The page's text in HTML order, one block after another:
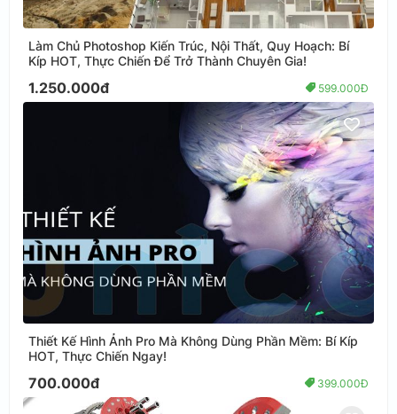
Làm Chủ Photoshop Kiến Trúc, Nội Thất, Quy Hoạch: Bí
Kíp HOT, Thực Chiến Để Trở Thành Chuyên Gia!
1.250.000đ 599.000Đ
Thiết Kế Hình Ảnh Pro Mà Không Dùng Phần Mềm: Bí Kíp
HOT, Thực Chiến Ngay!
700.000đ 399.000Đ